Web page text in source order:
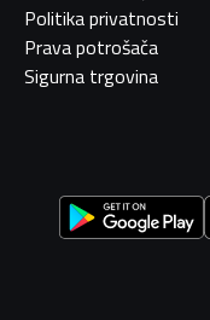
Politika privatnosti
Prava potrošača
Sigurna trgovina